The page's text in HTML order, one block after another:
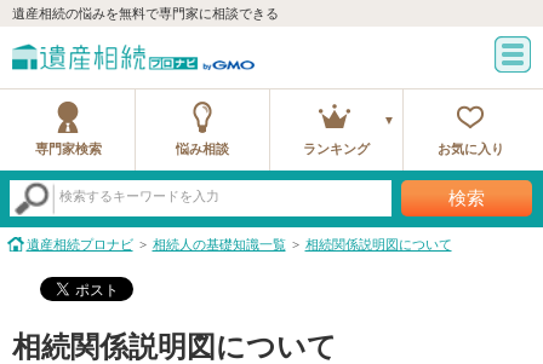
遺産相続の悩みを無料で専門家に相談できる
専門家検索 悩み相談 ランキング お気に入り
検索するキーワードを入力 検索
遺産相続プロナビ 相続人の基礎知識一覧 相続関係説明図について
相続関係説明図について